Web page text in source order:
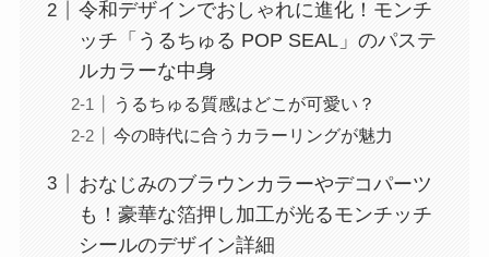
令和デザインでおしゃれに進化！モンチ
ッチ「うるちゅる POP SEAL」のパステ
ルカラーな中身
うるちゅる質感はどこが可愛い？
今の時代に合うカラーリングが魅力
おなじみのブラウンカラーやデコパーツ
も！豪華な箔押し加工が光るモンチッチ
シールのデザイン詳細